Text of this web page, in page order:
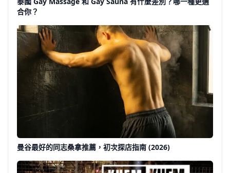
合你？
曼谷最好的同志桑拿推薦，初次探店指南 (2026)